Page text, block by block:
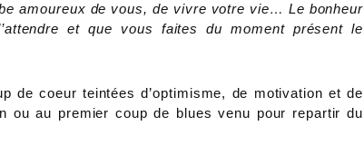
amoureux de vous, de vivre votre vie… Le bonheur
et que vous faites du moment présent le
de coeur teintées d’optimisme, de motivation et de
ou au premier coup de blues venu pour repartir du